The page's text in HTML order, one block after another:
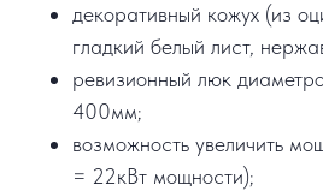
декоративный кожух (из
гладкий белый лист,
ревизионный люк
400мм;
возможность увеличить
= 22кВт мощности);